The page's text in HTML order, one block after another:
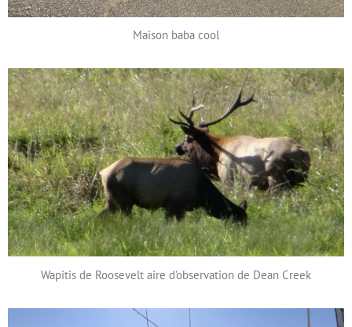
Maison baba cool
Wapitis de Roosevelt aire d'observation de Dean Creek